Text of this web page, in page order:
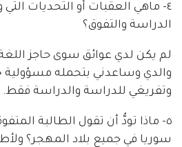
٤- ماهي العقبات أو التحديات
الدراسة والتفوق؟
لم يكن لدي عوائق سوى حاجز اللغة
والدي وساعدني بتحمله مسؤولية
وتفريغي للدراسة والدراسة فقط.
٥- ماذا تودُّ أن تقول الطالبة
سوريا في جميع بلاد المهجر؟